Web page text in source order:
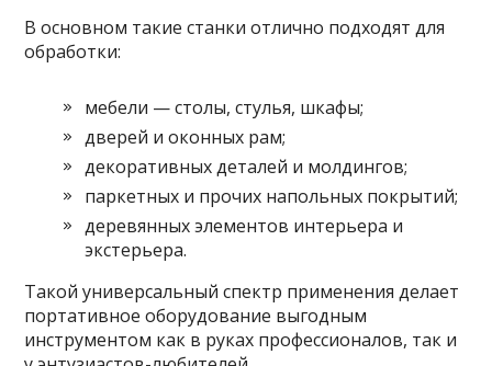
В основном такие станки отлично подходят для
обработки:
мебели — столы, стулья, шкафы;
дверей и оконных рам;
декоративных деталей и молдингов;
паркетных и прочих напольных покрытий;
деревянных элементов интерьера и
экстерьера.
Такой универсальный спектр применения делает
портативное оборудование выгодным
инструментом как в руках профессионалов, так и